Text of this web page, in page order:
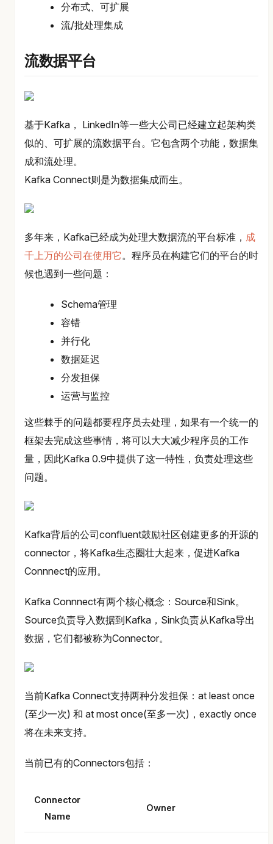
分布式、可扩展
流/批处理集成
流数据平台
基于Kafka， LinkedIn等一些大公司已经建立起架构类
似的、可扩展的流数据平台。它包含两个功能，数据集
成和流处理。
Kafka Connect则是为数据集成而生。
多年来，Kafka已经成为处理大数据流的平台标准， 成
千上万的公司在使用它。程序员在构建它们的平台的时
候也遇到一些问题：
Schema管理
容错
并行化
数据延迟
分发担保
运营与监控
这些棘手的问题都要程序员去处理，如果有一个统一的
框架去完成这些事情，将可以大大减少程序员的工作
量，因此Kafka 0.9中提供了这一特性，负责处理这些
问题。
Kafka背后的公司confluent鼓励社区创建更多的开源的
connector，将Kafka生态圈壮大起来，促进Kafka
Connnect的应用。
Kafka Connnect有两个核心概念：Source和Sink。
Source负责导入数据到Kafka，Sink负责从Kafka导出
数据，它们都被称为Connector。
当前Kafka Connect支持两种分发担保：at least once
(至少一次) 和 at most once(至多一次)，exactly once
将在未来支持。
当前已有的Connectors包括：
Connector
Name
Owner